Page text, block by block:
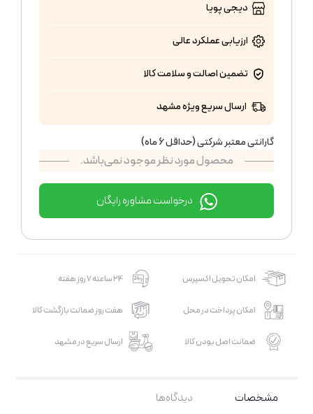
دیجی پویا
ارزیابی عملکردعالی
تضمین اصالت و سلامت کالا
ارسال سریع ویژه مشهد
گارانتی معتبر شرکتی (حداقل 6 ماه)
محصول مورد نظر موجود نمی‌باشد.
درخواست مشاوره رایگان
امکان تحویل اکسپرس 24 ساعته 7 روز هفته
امکان پرداخت در محل هفت روز ضمانت بازگشت کالا
ضمانت اصل بودن کالا ارسال سریع در مشهد
مشخصات دیدگاه‌ها